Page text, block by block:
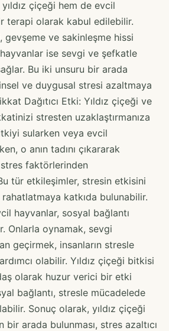
çiçeği hem de evcil
terapi olarak kabul edilebilir.
gevşeme ve sakinleşme hissi
ise sevgi ve şefkatle
Bu iki unsuru bir arada
ve duygusal stresi azaltmaya
Dağıtıcı Etki: Yıldız çiçeği ve
stresten uzaklaştırmanıza
sularken veya evcil
o anın tadını çıkararak
faktörlerinden
tür etkileşimler, stresin etkisini
katkıda bulunabilir.
hayvanlar, sosyal bağlantı
Onlarla oynamak, sevgi
geçirmek, insanların stresle
olabilir. Yıldız çiçeği bitkisi
olarak huzur verici bir etki
bağlantı, stresle mücadelede
Sonuç olarak, yıldız çiçeği
bir arada bulunması, stres azaltıcı